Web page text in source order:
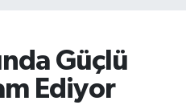
Güçlü
Ediyor